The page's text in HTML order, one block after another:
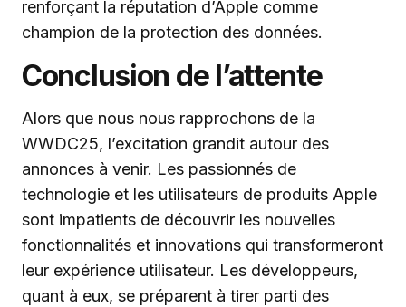
renforçant la réputation d’Apple comme
champion de la protection des données.
Conclusion de l’attente
Alors que nous nous rapprochons de la
WWDC25, l’excitation grandit autour des
annonces à venir. Les passionnés de
technologie et les utilisateurs de produits Apple
sont impatients de découvrir les nouvelles
fonctionnalités et innovations qui transformeront
leur expérience utilisateur. Les développeurs,
quant à eux, se préparent à tirer parti des